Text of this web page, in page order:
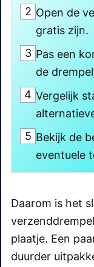
2 Open de
gratis zijn.
3 Pas een
de
4 Vergelijk
5 Bekijk de
eventuele
Daarom is het
plaatje. Een
duurder